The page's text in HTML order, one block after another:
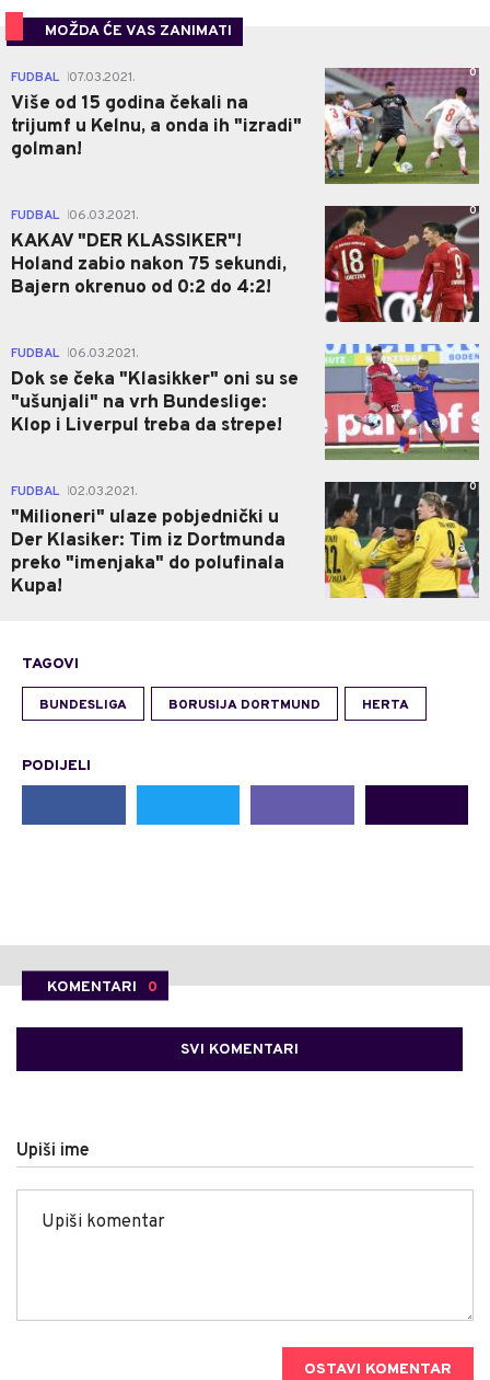
MOŽDA ĆE VAS ZANIMATI
FUDBAL 07.03.2021.
Više od 15 godina čekali na
trijumf u Kelnu, a onda ih "izradi"
golman!
0
FUDBAL 06.03.2021.
KAKAV "DER KLASSIKER"!
Holand zabio nakon 75 sekundi,
Bajern okrenuo od 0:2 do 4:2!
0
FUDBAL 06.03.2021.
Dok se čeka "Klasikker" oni su se
"ušunjali" na vrh Bundeslige:
Klop i Liverpul treba da strepe!
0
FUDBAL 02.03.2021.
"Milioneri" ulaze pobjednički u
Der Klasiker: Tim iz Dortmunda
preko "imenjaka" do polufinala
Kupa!
0
TAGOVI
BUNDESLIGA BORUSIJA DORTMUND HERTA
PODIJELI
KOMENTARI 0
SVI KOMENTARI
Upiši ime
OSTAVI KOMENTAR